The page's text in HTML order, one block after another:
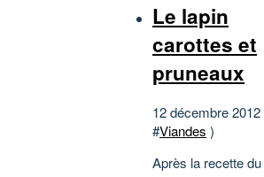
Le lapin
carottes et
pruneaux
12 décembre 2012
#Viandes )
Après la recette du